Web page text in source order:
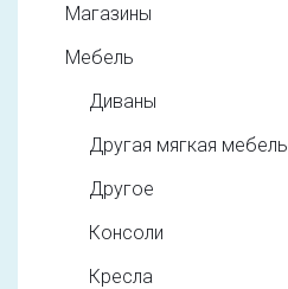
Магазины
Мебель
Диваны
Другая мягкая мебель
Другое
Консоли
Кресла